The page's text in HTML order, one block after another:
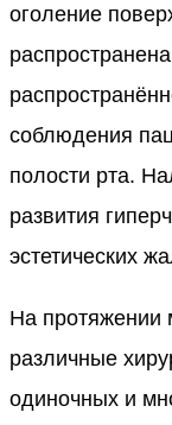
оголение
соблюдения
полости рта.
развития
эстетических
На протяжении
различные
одиночных и